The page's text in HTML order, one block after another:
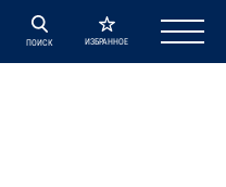
ПОИСК ИЗБРАННОЕ